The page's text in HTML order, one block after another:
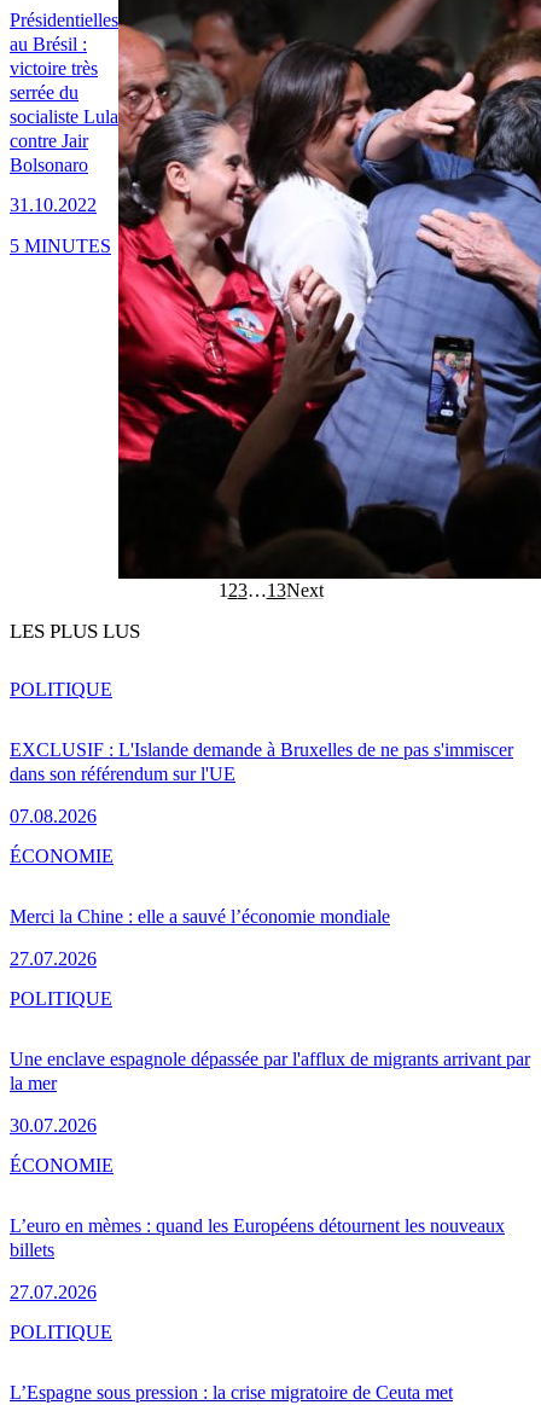
Présidentielles
au Brésil :
victoire très
serrée du
socialiste Lula
contre Jair
Bolsonaro
31.10.2022
5 MINUTES
1 23…13Next
LES PLUS LUS
EXCLUSIF : L'Islande demande à Bruxelles de ne pas s'immiscer
dans son référendum sur l'UE
07.08.2026
POLITIQUE
Merci la Chine : elle a sauvé l’économie mondiale
27.07.2026
ÉCONOMIE
Une enclave espagnole dépassée par l'afflux de migrants arrivant par
la mer
30.07.2026
POLITIQUE
L’euro en mèmes : quand les Européens détournent les nouveaux
billets
27.07.2026
ÉCONOMIE
L’Espagne sous pression : la crise migratoire de Ceuta met
POLITIQUE